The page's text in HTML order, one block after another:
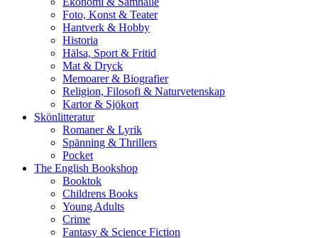
Foto, Konst & Teater
Hantverk & Hobby
Historia
Hälsa, Sport & Fritid
Mat & Dryck
Memoarer & Biografier
Religion, Filosofi & Naturvetenskap
Kartor & Sjökort
Skönlitteratur
Romaner & Lyrik
Spänning & Thrillers
Pocket
The English Bookshop
Booktok
Childrens Books
Young Adults
Crime
Fantasy & Science Fiction